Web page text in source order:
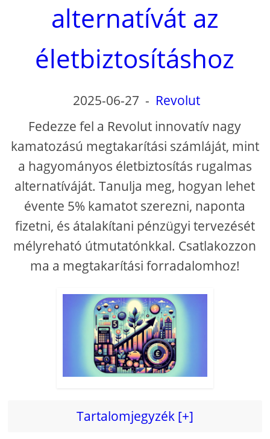
alternatívát az
életbiztosításhoz
2025-06-27 - Revolut
Fedezze fel a Revolut innovatív nagy
kamatozású megtakarítási számláját, mint
a hagyományos életbiztosítás rugalmas
alternatíváját. Tanulja meg, hogyan lehet
évente 5% kamatot szerezni, naponta
fizetni, és átalakítani pénzügyi tervezését
mélyreható útmutatónkkal. Csatlakozzon
ma a megtakarítási forradalomhoz!
Tartalomjegyzék [+]